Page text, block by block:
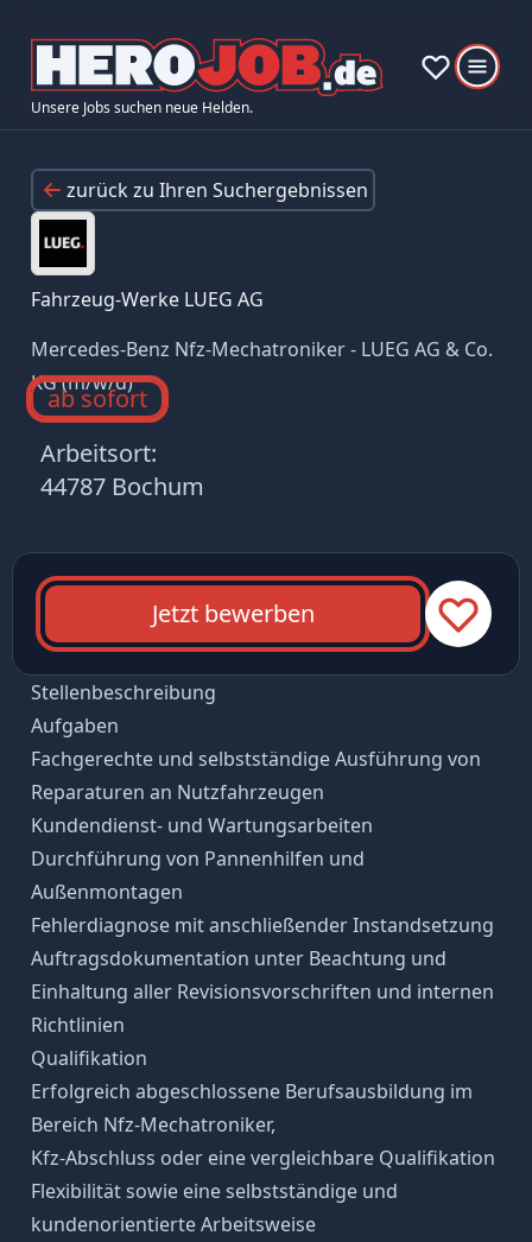
Unsere Jobs suchen neue Helden.
zurück zu Ihren Suchergebnissen
Fahrzeug-Werke LUEG AG
Mercedes-Benz Nfz-Mechatroniker - LUEG AG & Co.
KG (m/w/d)
ab sofort
Arbeitsort:
44787 Bochum
Jetzt bewerben
Stellenbeschreibung
Aufgaben
Fachgerechte und selbstständige Ausführung von
Reparaturen an Nutzfahrzeugen
Kundendienst- und Wartungsarbeiten
Durchführung von Pannenhilfen und
Außenmontagen
Fehlerdiagnose mit anschließender Instandsetzung
Auftragsdokumentation unter Beachtung und
Einhaltung aller Revisionsvorschriften und internen
Richtlinien
Qualifikation
Erfolgreich abgeschlossene Berufsausbildung im
Bereich Nfz-Mechatroniker,
Kfz-Abschluss oder eine vergleichbare Qualifikation
Flexibilität sowie eine selbstständige und
kundenorientierte Arbeitsweise